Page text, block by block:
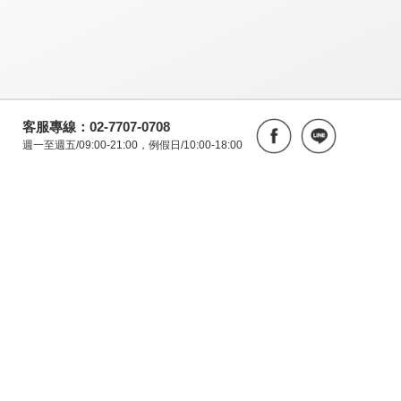
客服專線：02-7707-0708
週一至週五/09:00-21:00，例假日/10:00-18:00